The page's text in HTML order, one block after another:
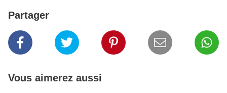
Partager
Vous aimerez aussi